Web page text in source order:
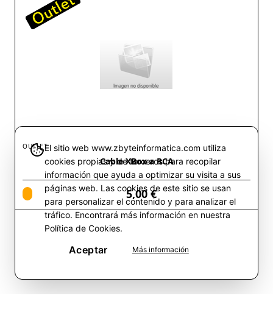
OUTLET
Cable XBox a RCA
5,00 €
El sitio web www.zbyteinformatica.com utiliza
cookies propias y de terceros para recopilar
información que ayuda a optimizar su visita a sus
páginas web. Las cookies de este sitio se usan
para personalizar el contenido y para analizar el
tráfico. Encontrará más información en nuestra
Política de Cookies.
Aceptar Más información